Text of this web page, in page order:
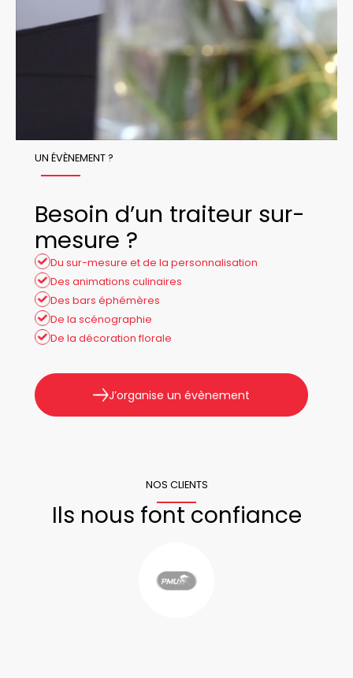
UN ÉVÈNEMENT ?
Besoin d’un traiteur sur-
mesure ?
Du sur-mesure et de la personnalisation
Des animations culinaires
Des bars éphémères
De la scénographie
De la décoration florale
J’organise un évènement
NOS CLIENTS
Ils nous font confiance